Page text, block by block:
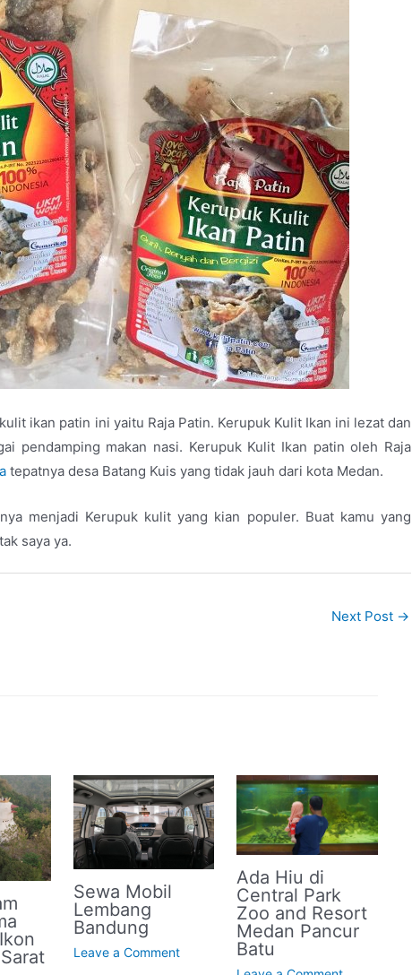
ikan patin ini yaitu Raja Patin. Kerupuk Kulit Ikan ini lezat dan
pendamping makan nasi. Kerupuk Kulit Ikan patin oleh Raja
tepatnya desa Batang Kuis yang tidak jauh dari kota Medan.
menjadi Kerupuk kulit yang kian populer. Buat kamu yang
saya ya.
Next Post →
Sewa Mobil
Lembang
Bandung
Leave a Comment
Ada Hiu di
Central Park
Zoo and Resort
Medan Pancur
Batu